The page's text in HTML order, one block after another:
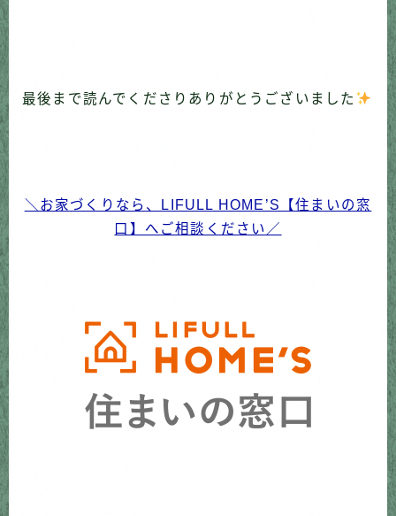
最後まで読んでくださりありがとうございました
＼お家づくりなら、LIFULL HOME’S【住まいの窓
口】へご相談ください／